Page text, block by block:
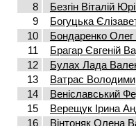
8
Безгін Віталій
9
Богуцька
10
Бондаренко
11
Брагар Євгеній
12
Булах Лада
13
Ватрас
14
Веніславський
15
Верещук Ірина
16
Вінтоняк Олена